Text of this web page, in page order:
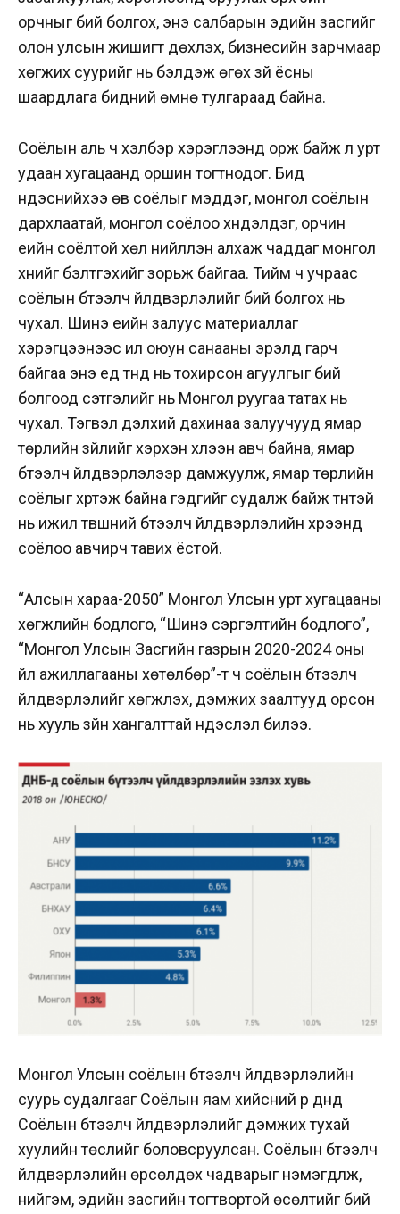
орчныг бий болгох, энэ салбарын эдийн засгийг
олон улсын жишигт дөхүүлэх, бизнесийн зарчмаар
хөгжих суурийг нь бэлдэж өгөх зүй ёсны
шаардлага бидний өмнө тулгараад байна.
Соёлын аль ч хэлбэр хэрэглээнд орж байж л урт
удаан хугацаанд оршин тогтнодог. Бид
үндэснийхээ өв соёлыг мэддэг, монгол соёлын
дархлаатай, монгол соёлоо хүндэлдэг, орчин
үеийн соёлтой хөл нийлүүлэн алхаж чаддаг монгол
хүнийг бэлтгэхийг зорьж байгаа. Тийм ч учраас
соёлын бүтээлч үйлдвэрлэлийг бий болгох нь
чухал. Шинэ үеийн залуус материаллаг
хэрэгцээнээс илүү оюун санааны эрэлд гарч
байгаа энэ үед түүнд нь тохирсон агуулгыг бий
болгоод сэтгэлийг нь Монгол руугаа татах нь
чухал. Тэгвэл дэлхий дахинаа залуучууд ямар
төрлийн зүйлийг хэрхэн хүлээн авч байна, ямар
бүтээлч үйлдвэрлэлээр дамжуулж, ямар төрлийн
соёлыг хүртэж байна гэдгийг судалж байж түүнтэй
нь ижил түвшний бүтээлч үйлдвэрлэлийн хүрээнд
соёлоо авчирч тавих ёстой.
“Алсын хараа-2050” Монгол Улсын урт хугацааны
хөгжлийн бодлого, “Шинэ сэргэлтийн бодлого”,
“Монгол Улсын Засгийн газрын 2020-2024 оны
үйл ажиллагааны хөтөлбөр”-т ч соёлын бүтээлч
үйлдвэрлэлийг хөгжүүлэх, дэмжих заалтууд орсон
нь хууль зүйн хангалттай үндэслэл билээ.
Монгол Улсын соёлын бүтээлч үйлдвэрлэлийн
суурь судалгааг Соёлын яам хийсний үр дүнд
Соёлын бүтээлч үйлдвэрлэлийг дэмжих тухай
хуулийн төслийг боловсруулсан. Соёлын бүтээлч
үйлдвэрлэлийн өрсөлдөх чадварыг нэмэгдүүлж,
нийгэм, эдийн засгийн тогтвортой өсөлтийг бий